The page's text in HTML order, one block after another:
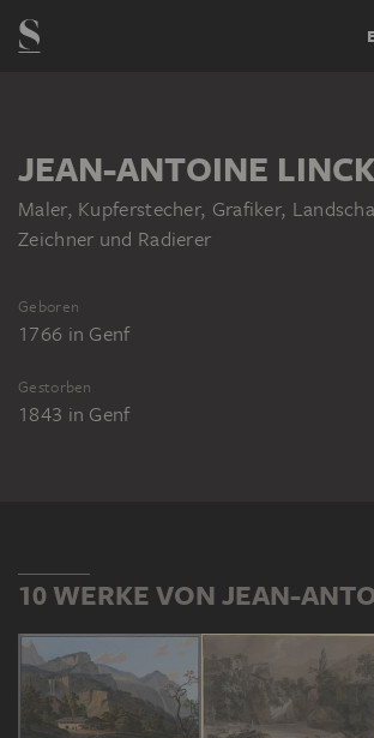
JEAN-ANTOINE
Maler, Kupferstecher, Grafiker,
Zeichner und Radierer
Geboren
1766 in Genf
Gestorben
1843 in Genf
10 WERKE VON JEAN-